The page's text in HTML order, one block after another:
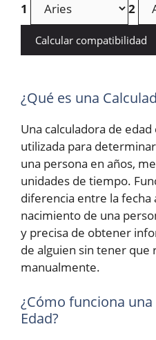
1 2
Calcular compatibilidad
¿Qué es una
Una calculadora de
utilizada para
una persona en años,
unidades de tiempo.
diferencia entre la fecha
nacimiento de una
y precisa de obtener
de alguien sin tener que
manualmente.
¿Cómo funciona
Edad?